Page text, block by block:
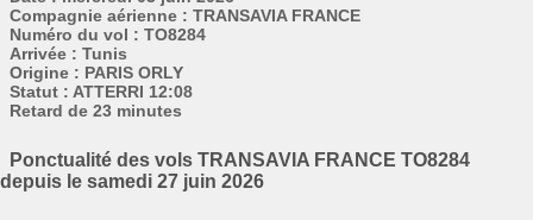
Compagnie aérienne : TRANSAVIA FRANCE
Numéro du vol : TO8284
Arrivée : Tunis
Origine : PARIS ORLY
Statut : ATTERRI 12:08
Retard de 23 minutes
Ponctualité des vols TRANSAVIA FRANCE TO8284
depuis le samedi 27 juin 2026